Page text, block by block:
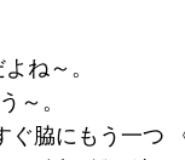
ね～。
～。
ぐ脇にもう一つ